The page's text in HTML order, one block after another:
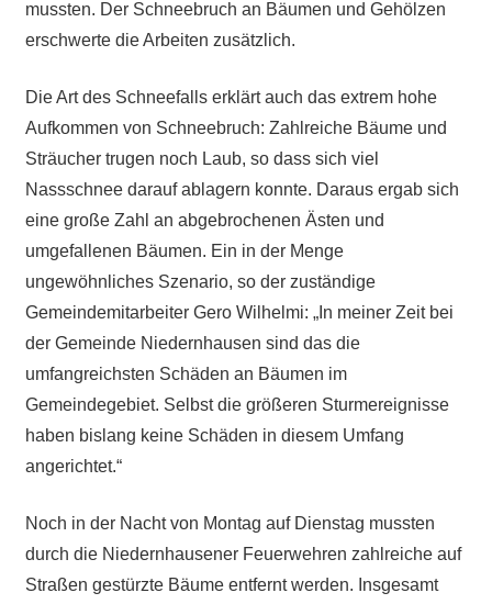
mussten. Der Schneebruch an Bäumen und Gehölzen
erschwerte die Arbeiten zusätzlich.
Die Art des Schneefalls erklärt auch das extrem hohe
Aufkommen von Schneebruch: Zahlreiche Bäume und
Sträucher trugen noch Laub, so dass sich viel
Nassschnee darauf ablagern konnte. Daraus ergab sich
eine große Zahl an abgebrochenen Ästen und
umgefallenen Bäumen. Ein in der Menge
ungewöhnliches Szenario, so der zuständige
Gemeindemitarbeiter Gero Wilhelmi: „In meiner Zeit bei
der Gemeinde Niedernhausen sind das die
umfangreichsten Schäden an Bäumen im
Gemeindegebiet. Selbst die größeren Sturmereignisse
haben bislang keine Schäden in diesem Umfang
angerichtet.“
Noch in der Nacht von Montag auf Dienstag mussten
durch die Niedernhausener Feuerwehren zahlreiche auf
Straßen gestürzte Bäume entfernt werden. Insgesamt